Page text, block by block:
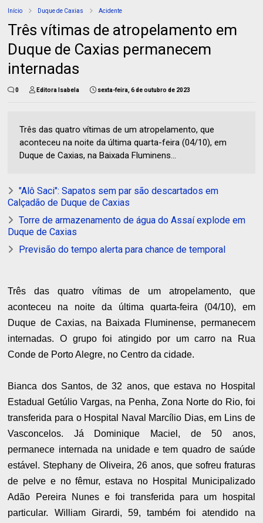
Início Duque de Caxias Acidente
Três vítimas de atropelamento em
Duque de Caxias permanecem
internadas
0 Editora Isabela sexta-feira, 6 de outubro de 2023
Três das quatro vítimas de um atropelamento, que
aconteceu na noite da última quarta-feira (04/10), em
Duque de Caxias, na Baixada Fluminens...
"Alô Saci": Sapatos sem par são descartados em
Calçadão de Duque de Caxias
Torre de armazenamento de água do Assaí explode em
Duque de Caxias
Previsão do tempo alerta para chance de temporal
Três das quatro vítimas de um atropelamento, que
aconteceu na noite da última quarta-feira (04/10), em
Duque de Caxias, na Baixada Fluminense, permanecem
internadas. O grupo foi atingido por um carro na Rua
Conde de Porto Alegre, no Centro da cidade.
Bianca dos Santos, de 32 anos, que estava no Hospital
Estadual Getúlio Vargas, na Penha, Zona Norte do Rio, foi
transferida para o Hospital Naval Marcílio Dias, em Lins de
Vasconcelos. Já Dominique Maciel, de 50 anos,
permanece internada na unidade e tem quadro de saúde
estável. Stephany de Oliveira, 26 anos, que sofreu fraturas
de pelve e no fêmur, estava no Hospital Municipalizado
Adão Pereira Nunes e foi transferida para um hospital
particular. William Girardi, 59, também foi atendido na